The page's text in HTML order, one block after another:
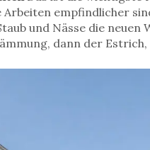
empfindlicher
und Nässe die
dann der